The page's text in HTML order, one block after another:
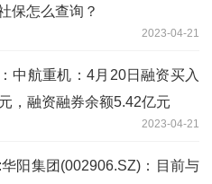
保怎么查询？
2023-04-21
中航重机：4月20日融资买入
，融资融券余额5.42亿元
2023-04-21
阳集团(002906.SZ)：目前与